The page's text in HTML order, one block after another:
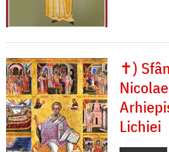
✝)
Lichiei